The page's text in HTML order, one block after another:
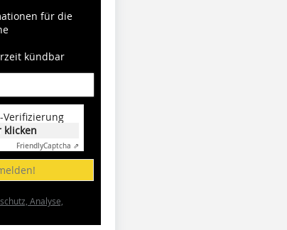
für die
kündbar
Verifizierung
klicken
FriendlyCaptcha ⇗
Analyse,